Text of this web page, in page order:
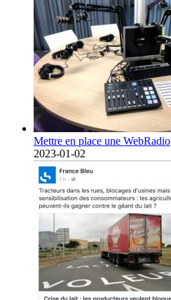
Mettre en place une WebRadio
2023-01-02